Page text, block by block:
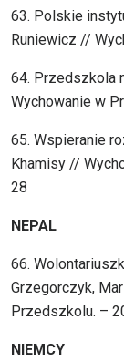
63. Polskie
Runiewicz //
64. Przedszkola
Wychowanie w
65. Wspieranie
Khamisy //
28
NEPAL
66.
Grzegorczyk,
Przedszkolu. –
NIEMCY